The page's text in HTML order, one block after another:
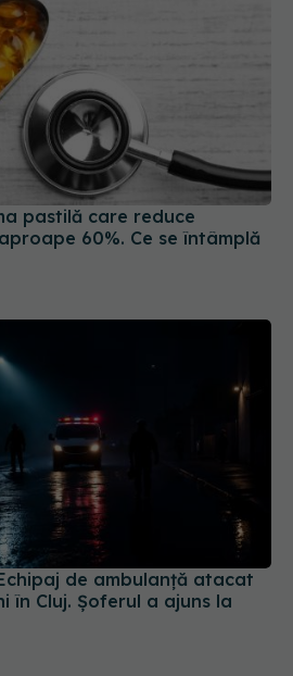
pastilă care reduce
60%. Ce se întâmplă
de ambulanță atacat
în Cluj. Șoferul a ajuns la